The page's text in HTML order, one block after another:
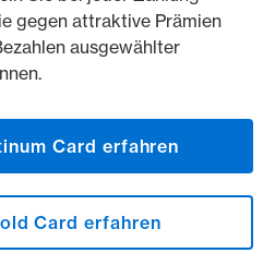
gegen attraktive Prämien
ausgewählter
Card erfahren
Card erfahren